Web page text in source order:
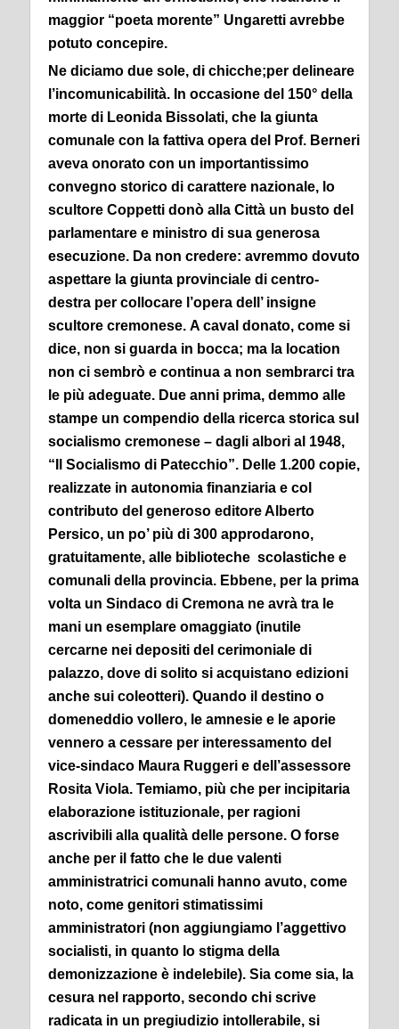
maggior “poeta morente” Ungaretti avrebbe
potuto concepire.
Ne diciamo due sole, di chicche;per delineare
l’incomunicabilità. In occasione del 150° della
morte di Leonida Bissolati, che la giunta
comunale con la fattiva opera del Prof. Berneri
aveva onorato con un importantissimo
convegno storico di carattere nazionale, lo
scultore Coppetti donò alla Città un busto del
parlamentare e ministro di sua generosa
esecuzione. Da non credere: avremmo dovuto
aspettare la giunta provinciale di centro-
destra per collocare l’opera dell’ insigne
scultore cremonese. A caval donato, come si
dice, non si guarda in bocca; ma la location
non ci sembrò e continua a non sembrarci tra
le più adeguate. Due anni prima, demmo alle
stampe un compendio della ricerca storica sul
socialismo cremonese – dagli albori al 1948,
“Il Socialismo di Patecchio”. Delle 1.200 copie,
realizzate in autonomia finanziaria e col
contributo del generoso editore Alberto
Persico, un po’ più di 300 approdarono,
gratuitamente, alle biblioteche scolastiche e
comunali della provincia. Ebbene, per la prima
volta un Sindaco di Cremona ne avrà tra le
mani un esemplare omaggiato (inutile
cercarne nei depositi del cerimoniale di
palazzo, dove di solito si acquistano edizioni
anche sui coleotteri). Quando il destino o
domeneddio vollero, le amnesie e le aporie
vennero a cessare per interessamento del
vice-sindaco Maura Ruggeri e dell’assessore
Rosita Viola. Temiamo, più che per incipitaria
elaborazione istituzionale, per ragioni
ascrivibili alla qualità delle persone. O forse
anche per il fatto che le due valenti
amministratrici comunali hanno avuto, come
noto, come genitori stimatissimi
amministratori (non aggiungiamo l’aggettivo
socialisti, in quanto lo stigma della
demonizzazione è indelebile). Sia come sia, la
cesura nel rapporto, secondo chi scrive
radicata in un pregiudizio intollerabile, si